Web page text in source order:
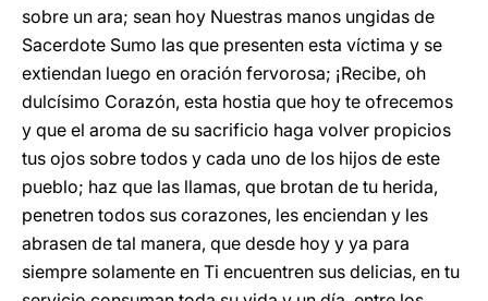
sobre un ara; sean hoy Nuestras manos ungidas de
Sacerdote Sumo las que presenten esta víctima y se
extiendan luego en oración fervorosa; ¡Recibe, oh
dulcísimo Corazón, esta hostia que hoy te ofrecemos
y que el aroma de su sacrificio haga volver propicios
tus ojos sobre todos y cada uno de los hijos de este
pueblo; haz que las llamas, que brotan de tu herida,
penetren todos sus corazones, les enciendan y les
abrasen de tal manera, que desde hoy y ya para
siempre solamente en Ti encuentren sus delicias, en tu